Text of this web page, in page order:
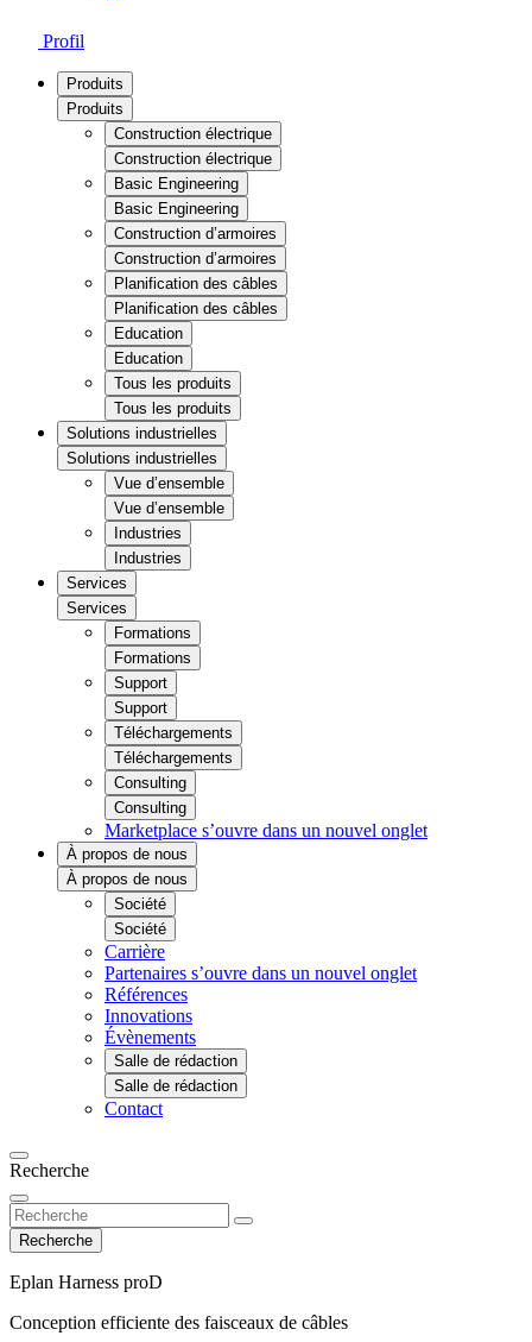
Profil
Produits
Produits
Construction électrique
Construction électrique
Basic Engineering
Basic Engineering
Construction d’armoires
Construction d’armoires
Planification des câbles
Planification des câbles
Education
Education
Tous les produits
Tous les produits
Solutions industrielles
Solutions industrielles
Vue d’ensemble
Vue d’ensemble
Industries
Industries
Services
Services
Formations
Formations
Support
Support
Téléchargements
Téléchargements
Consulting
Consulting
Marketplace s’ouvre dans un nouvel onglet
À propos de nous
À propos de nous
Société
Société
Carrière
Partenaires s’ouvre dans un nouvel onglet
Références
Innovations
Évènements
Salle de rédaction
Salle de rédaction
Contact
Recherche
Recherche
Eplan Harness proD
Conception efficiente des faisceaux de câbles